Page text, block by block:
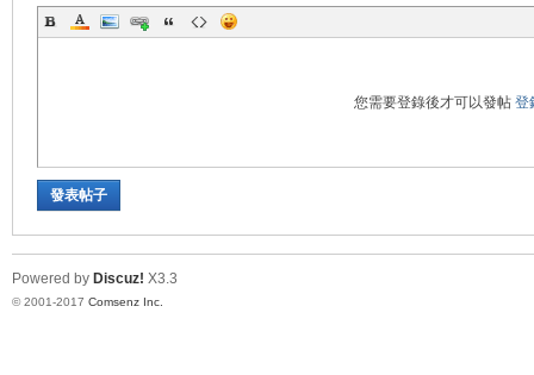
您需要登錄後才可以發帖 登
發表帖子
Powered by Discuz! X3.3
© 2001-2017 Comsenz Inc.